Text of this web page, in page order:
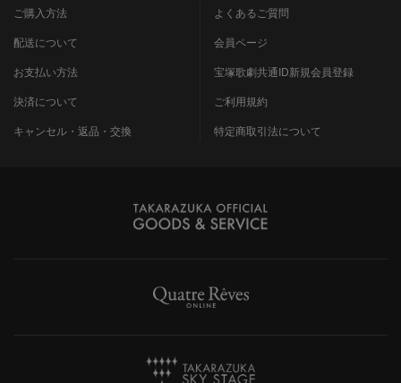
ご購入方法
配送について
お支払い方法
決済について
キャンセル・返品・交換
よくあるご質問
会員ページ
宝塚歌劇共通ID新規会員登録
ご利用規約
特定商取引法について